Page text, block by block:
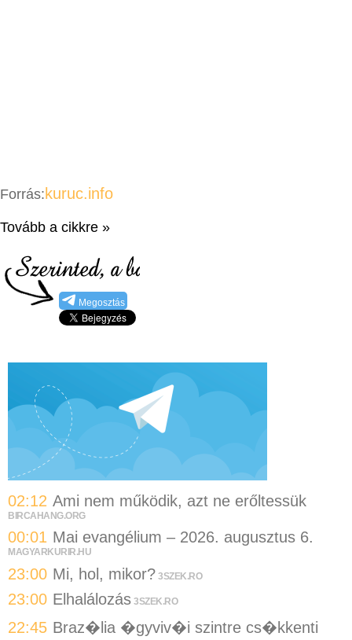
Forrás: kuruc.info
Tovább a cikkre »
Megosztás
02:12 Ami nem működik, azt ne erőltessük
BIRCAHANG.ORG
00:01 Mai evangélium – 2026. augusztus 6.
MAGYARKURIR.HU
23:00 Mi, hol, mikor? 3SZEK.RO
23:00 Elhalálozás 3SZEK.RO
22:45 Braz�lia �gyviv�i szintre cs�kkenti